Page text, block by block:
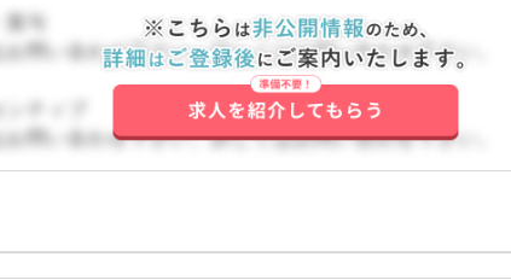
与
お問い合わせ下さい。詳しくはお問い合わせ下さい。
ンティブ
お問い合わせ下さい。詳しくはお問い合わせ下さい。